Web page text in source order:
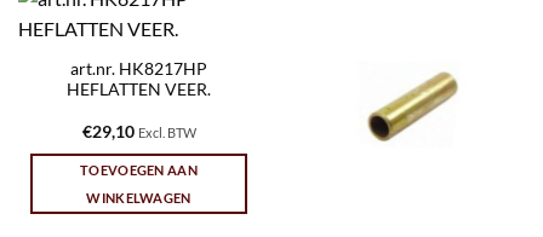
art.nr. HK8217HP
HEFLATTEN VEER.
€29,10 Excl. BTW
TOEVOEGEN AAN
WINKELWAGEN